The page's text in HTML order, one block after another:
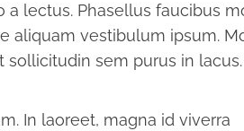
lectus. Phasellus faucibus
aliquam vestibulum ipsum.
sem purus in
In laoreet, magna id viverra